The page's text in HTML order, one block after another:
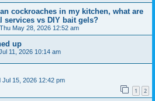
cockroaches in my kitchen, what are
services vs DIY bait gels?
Thu May 28, 2026 12:52 am
up
11, 2026 10:14 am
Jul 15, 2026 12:42 pm
1 2